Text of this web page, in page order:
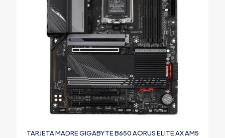
TARJETA MADRE GIGABYTE B650 AORUS ELITE AX AM5